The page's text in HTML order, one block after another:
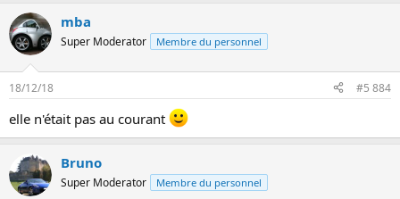
mba
Super Moderator Membre du personnel
18/12/18 #5 884
elle n'était pas au courant
Bruno
Super Moderator Membre du personnel